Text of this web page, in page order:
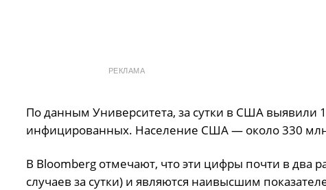
РЕКЛАМА
По данным Университета, за сутки в США выявили
инфицированных. Население США — около 330
В Bloomberg отмечают, что эти цифры почти в
случаев за сутки) и являются наивысшим